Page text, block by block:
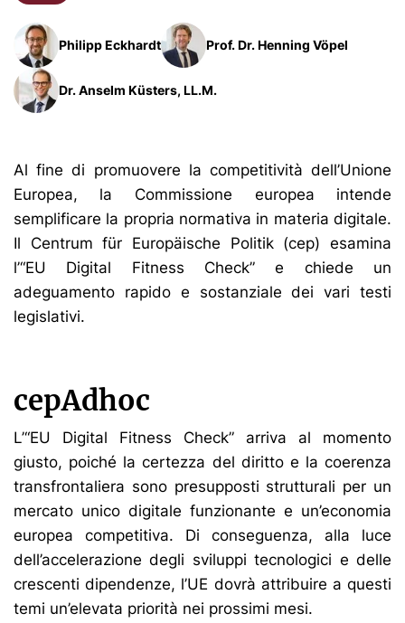
Philipp Eckhardt Prof. Dr. Henning Vöpel
Dr. Anselm Küsters, LL.M.
Al fine di promuovere la competitività dell’Unione
Europea, la Commissione europea intende
semplificare la propria normativa in materia digitale.
Il Centrum für Europäische Politik (cep) esamina
l’“EU Digital Fitness Check” e chiede un
adeguamento rapido e sostanziale dei vari testi
legislativi.
cepAdhoc
L’“EU Digital Fitness Check” arriva al momento
giusto, poiché la certezza del diritto e la coerenza
transfrontaliera sono presupposti strutturali per un
mercato unico digitale funzionante e un’economia
europea competitiva. Di conseguenza, alla luce
dell’accelerazione degli sviluppi tecnologici e delle
crescenti dipendenze, l’UE dovrà attribuire a questi
temi un’elevata priorità nei prossimi mesi.